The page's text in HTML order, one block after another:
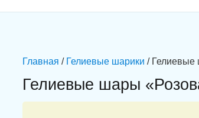
Главная / Гелиевые шарики / Гелиевые
Гелиевые шары